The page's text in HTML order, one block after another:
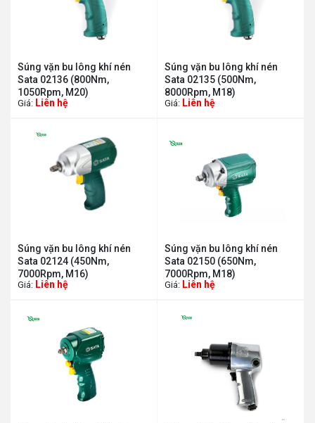
Súng vặn bu lông khí nén
Sata 02136 (800Nm,
1050Rpm, M20)
Giá: Liên hệ
Súng vặn bu lông khí nén
Sata 02135 (500Nm,
8000Rpm, M18)
Giá: Liên hệ
Súng vặn bu lông khí nén
Sata 02124 (450Nm,
7000Rpm, M16)
Giá: Liên hệ
Súng vặn bu lông khí nén
Sata 02150 (650Nm,
7000Rpm, M18)
Giá: Liên hệ